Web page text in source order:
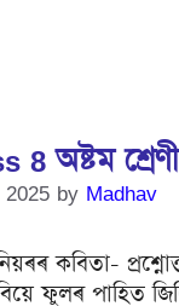
অষ্টম
by Madhav
কবিতা-
ফুলৰ পাহিত